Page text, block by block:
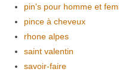
pin's pour homme et
pince à cheveux
rhone alpes
saint valentin
savoir-faire